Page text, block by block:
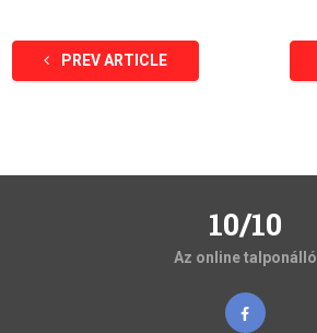
PREV ARTICLE
10/10
Az online talponálló